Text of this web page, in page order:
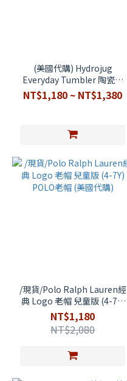
(美國代購) Hydrojug
Everyday Tumbler 陶瓷保
溫吸管杯14oz=396ml
NT$1,180 ~ NT$1,380
/現貨/Polo Ralph Lauren經
典 Logo 老帽 兒童版 (4-7Y)
POLO老帽 (美國代購)
NT$1,180
NT$2,080